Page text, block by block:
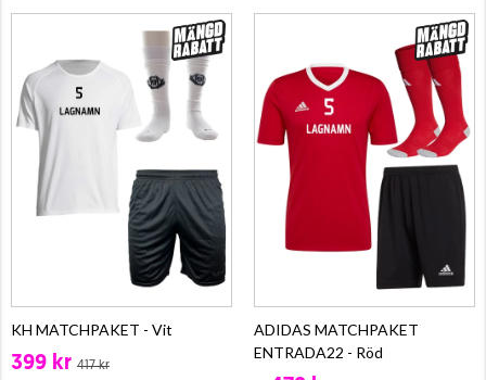
KH MATCHPAKET - Vit
399 kr 417 kr
ADIDAS MATCHPAKET
ENTRADA22 - Röd